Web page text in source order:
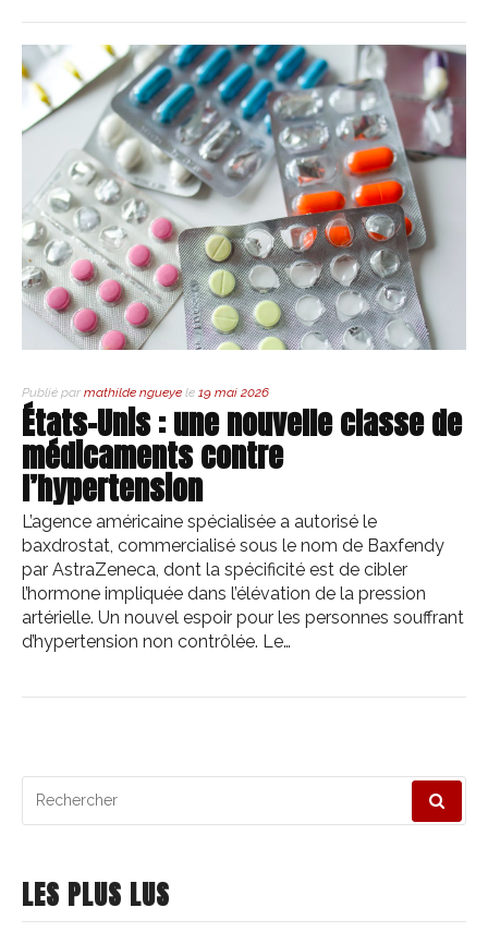
Publié par mathilde ngueye le 19 mai 2026
États-Unis : une nouvelle classe de
médicaments contre
l’hypertension
L’agence américaine spécialisée a autorisé le
baxdrostat, commercialisé sous le nom de Baxfendy
par AstraZeneca, dont la spécificité est de cibler
l’hormone impliquée dans l’élévation de la pression
artérielle. Un nouvel espoir pour les personnes souffrant
d’hypertension non contrôlée. Le…
pour
LES PLUS LUS